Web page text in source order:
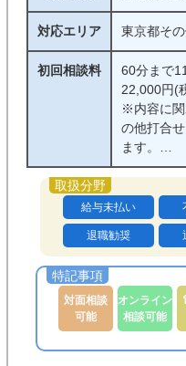
対応エリア 東京都そ
初回相談料
60分まで
22,000円(
※内容に関
の他打合
ます。
※ご相談料
の概要の
概要のご
を確認す
給与未払い
退職勧奨
対面相談
可能
オンライン
相談可能